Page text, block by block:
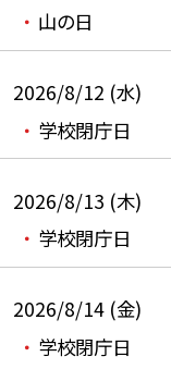
山の日
2026/8/12 (水)
学校閉庁日
2026/8/13 (木)
学校閉庁日
2026/8/14 (金)
学校閉庁日